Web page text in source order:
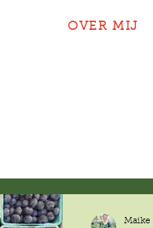
OVER MIJ
Maike